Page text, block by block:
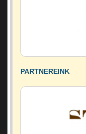
PARTNEREINK